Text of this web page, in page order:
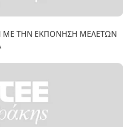
ΜΕ ΤΗΝ ΕΚΠΟΝΗΣΗ ΜΕΛΕΤΩΝ